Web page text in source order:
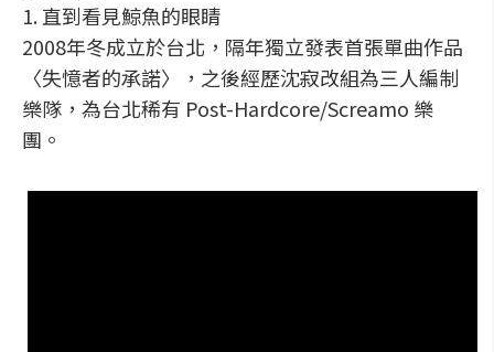
1. 直到看見鯨魚的眼睛
2008年冬成立於台北，隔年獨立發表首張單曲作品
〈失憶者的承諾〉，之後經歷沈寂改組為三人編制
樂隊，為台北稀有 Post-Hardcore/Screamo 樂
團。